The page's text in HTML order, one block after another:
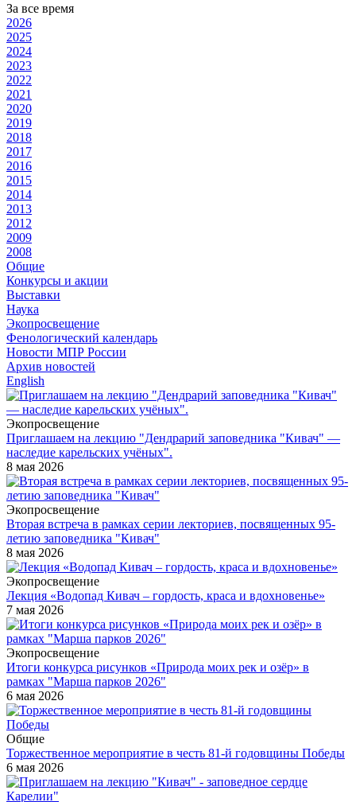
За все время
2026
2025
2024
2023
2022
2021
2020
2019
2018
2017
2016
2015
2014
2013
2012
2009
2008
Общие
Конкурсы и акции
Выставки
Наука
Экопросвещение
Фенологический календарь
Новости МПР России
Архив новостей
English
Экопросвещение
Приглашаем на лекцию "Дендрарий заповедника "Кивач" —
наследие карельских учёных".
8 мая 2026
Экопросвещение
Вторая встреча в рамках серии лекториев, посвященных 95-
летию заповедника "Кивач"
8 мая 2026
Экопросвещение
Лекция «Водопад Кивач – гордость, краса и вдохновенье»
7 мая 2026
Экопросвещение
Итоги конкурса рисунков «Природа моих рек и озёр» в
рамках "Марша парков 2026"
6 мая 2026
Общие
Торжественное мероприятие в честь 81-й годовщины Победы
6 мая 2026